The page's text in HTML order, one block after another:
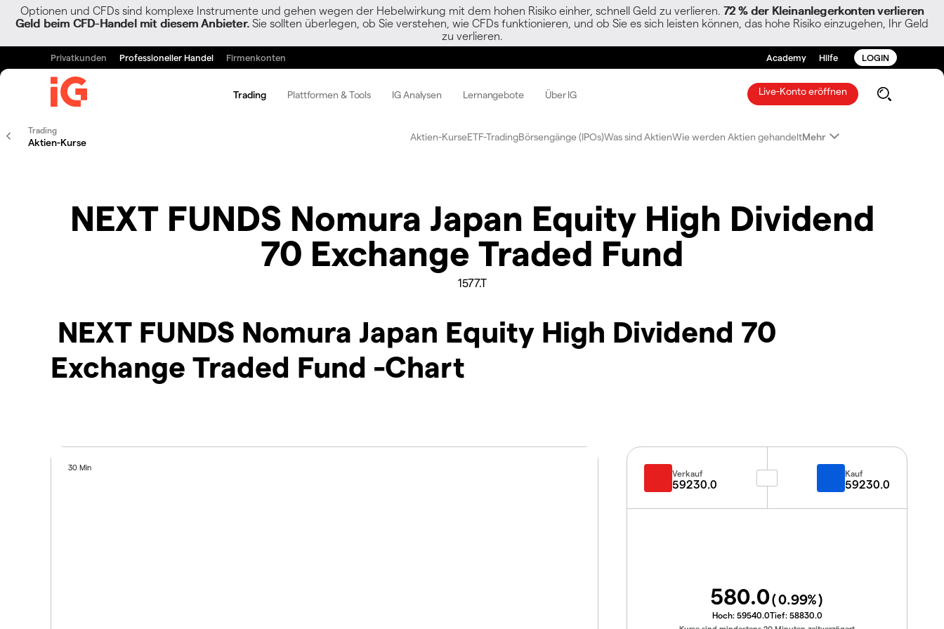
Optionen und CFDs sind komplexe Instrumente und gehen wegen der Hebelwirkung mit dem hohen Risiko einher, schnell Geld zu verlieren. 72 % der Kleinanlegerkonten verlieren
Geld beim CFD-Handel mit diesem Anbieter. Sie sollten überlegen, ob Sie verstehen, wie CFDs funktionieren, und ob Sie es sich leisten können, das hohe Risiko einzugehen, Ihr Geld
zu verlieren.
Privatkunden Professioneller Handel Firmenkonten Academy Hilfe LOGIN
Trading Plattformen & Tools IG Analysen Lernangebote Über IG Live-Konto eröffnen
Trading
Aktien-Kurse Aktien-KurseETF-TradingBörsengänge (IPOs)Was sind AktienWie werden Aktien gehandeltMehr
NEXT FUNDS Nomura Japan Equity High Dividend
70 Exchange Traded Fund
1577.T
NEXT FUNDS Nomura Japan Equity High Dividend 70
Exchange Traded Fund -Chart
30 Min
Verkauf
59230.0
Kauf
59230.0
580.0(0.99%)
Hoch: 59540.0Tief: 58830.0